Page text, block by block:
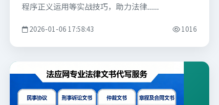
程序正义运用等实战技巧，助力法律......
2026-01-06 17:58:43 1016